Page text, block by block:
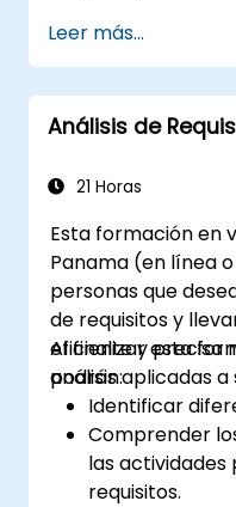
Leer más...
Análisis de
21 Horas
Esta formación en
Panama (en línea
personas que
de requisitos y
eficiente y precisa
análisis aplicadas
Al finalizar esta
podrán:
Identificar
Comprender
las actividades
requisitos.